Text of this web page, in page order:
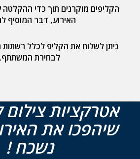
הקליפים מוקרנים תוך כדי
האירוע, דבר המוסיף
ניתן לשלוח את הקליפ לכלל
לבחירת המשתתף.
אטרקציות צילום
שיהפכו את
נשכח !